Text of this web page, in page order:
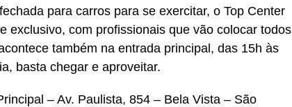
para carros para se exercitar, o Top Center
exclusivo, com profissionais que vão colocar todos
também na entrada principal, das 15h às
basta chegar e aproveitar.
– Av. Paulista, 854 – Bela Vista – São